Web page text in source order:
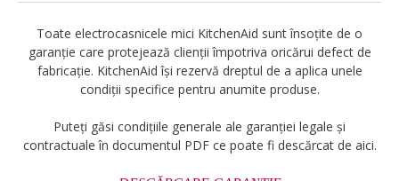
Toate electrocasnicele mici KitchenAid sunt însoțite de o
garanție care protejează clienții împotriva oricărui defect de
fabricație. KitchenAid își rezervă dreptul de a aplica unele
condiții specifice pentru anumite produse.
Puteți găsi condițiile generale ale garanției legale și
contractuale în documentul PDF ce poate fi descărcat de aici.